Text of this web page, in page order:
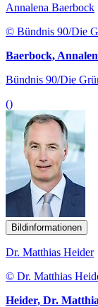
Annalena Baerbock
© Bündnis 90/Die
Baerbock,
Bündnis 90/Die
()
Bildinformationen
Dr. Matthias Heider
© Dr. Matthias
Heider, Dr.